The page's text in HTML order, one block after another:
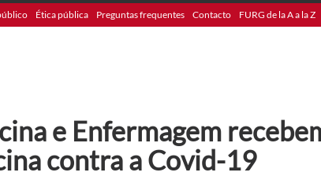
Ética pública Preguntas frequentes Contacto FURG de la A a la Z
e Enfermagem
contra a Covid-19